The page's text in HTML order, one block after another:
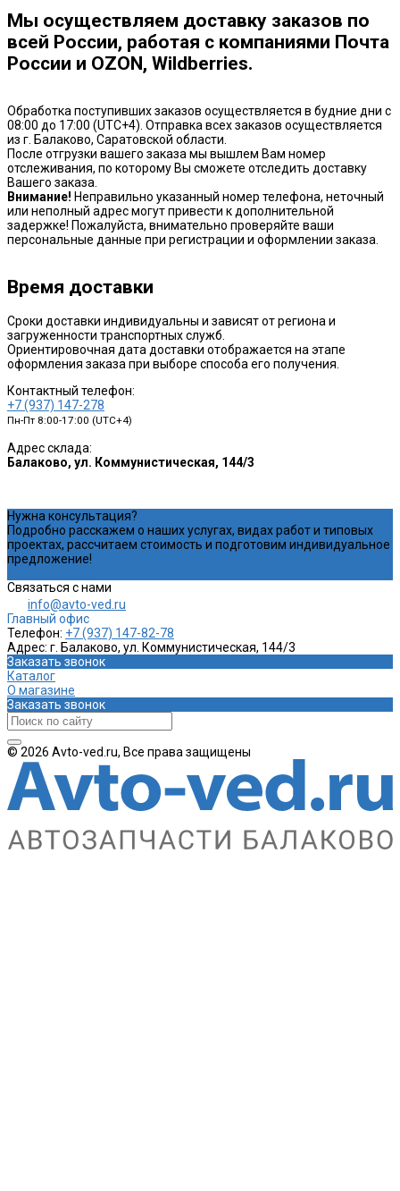
Мы осуществляем доставку заказов по
всей России, работая с компаниями Почта
России и OZON, Wildberries.
Обработка поступивших заказов осуществляется в будние дни с
08:00 до 17:00 (UTC+4). Отправка всех заказов осуществляется
из г. Балаково, Саратовской области.
После отгрузки вашего заказа мы вышлем Вам номер
отслеживания, по которому Вы сможете отследить доставку
Вашего заказа.
Внимание! Неправильно указанный номер телефона, неточный
или неполный адрес могут привести к дополнительной
задержке! Пожалуйста, внимательно проверяйте ваши
персональные данные при регистрации и оформлении заказа.
Время доставки
Сроки доставки индивидуальны и зависят от региона и
загруженности транспортных служб.
Ориентировочная дата доставки отображается на этапе
оформления заказа при выборе способа его получения.
Контактный телефон:
+7 (937) 147-278
Пн-Пт 8:00-17:00 (UTC+4)
Адрес склада:
Балаково, ул. Коммунистическая, 144/3
Нужна консультация?
Подробно расскажем о наших услугах, видах работ и типовых
проектах, рассчитаем стоимость и подготовим индивидуальное
предложение!
Связаться с нами
info@avto-ved.ru
Главный офис
Телефон: +7 (937) 147-82-78
Адрес: г. Балаково, ул. Коммунистическая, 144/3
Заказать звонок
Каталог
О магазине
Заказать звонок
© 2026 Avto-ved.ru, Все права защищены